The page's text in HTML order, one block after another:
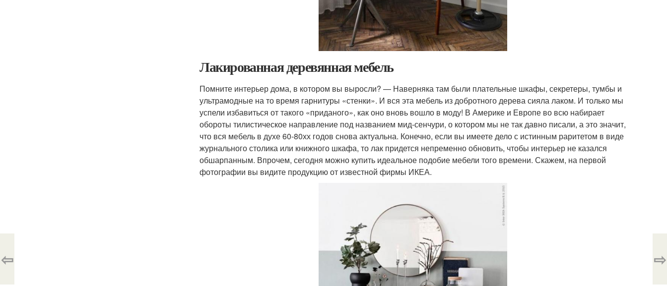
Лакированная деревянная мебель
Помните интерьер дома, в котором вы выросли? — Наверняка там были плательные шкафы, секретеры, тумбы и
ультрамодные на то время гарнитуры «стенки». И вся эта мебель из добротного дерева сияла лаком. И только мы
успели избавиться от такого «приданого», как оно вновь вошло в моду! В Америке и Европе во всю набирает
обороты тилистическое направление под названием мид-сенчури, о котором мы не так давно писали, а это значит,
что вся мебель в духе 60-80хх годов снова актуальна. Конечно, если вы имеете дело с истинным раритетом в виде
журнального столика или книжного шкафа, то лак придется непременно обновить, чтобы интерьер не казался
обшарпанным. Впрочем, сегодня можно купить идеальное подобие мебели того времени. Скажем, на первой
фотографии вы видите продукцию от известной фирмы ИКЕА.
⇦ ⇨